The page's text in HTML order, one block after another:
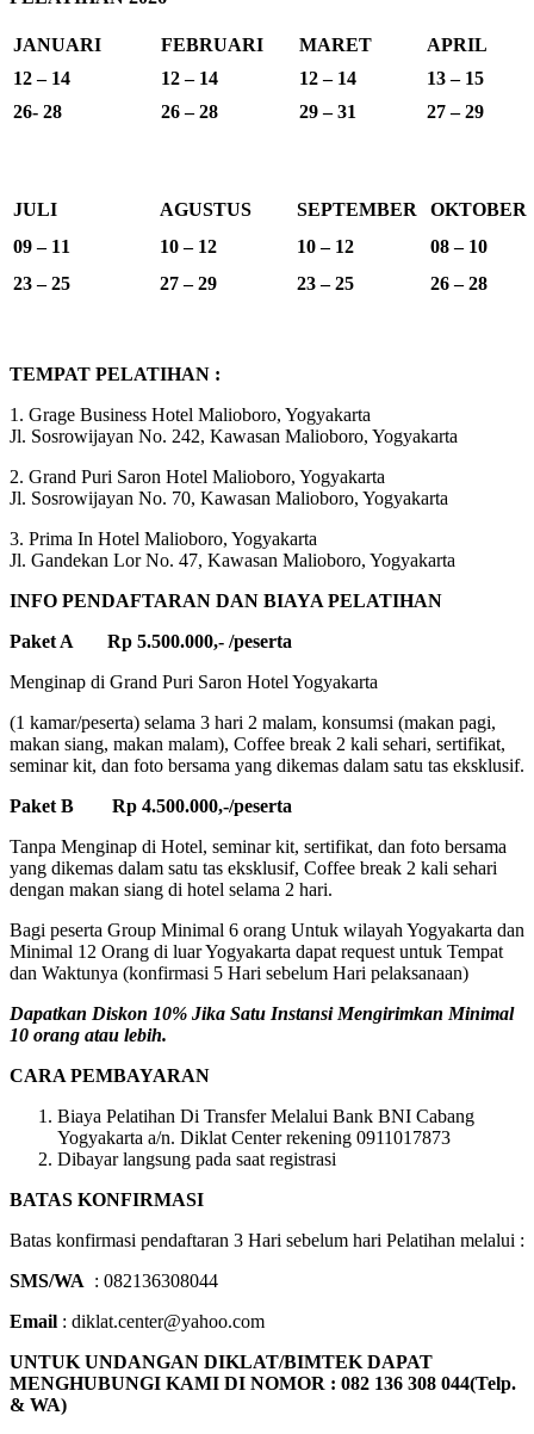
JANUARI FEBRUARI MARET
APRIL
12 – 14
12 – 14 12 – 14
13 – 15
26- 28
26 – 28 29 – 31 27 – 29
JULI AGUSTUS SEPTEMBER
OKTOBER
09 – 11
10 – 12 10 – 12
08 – 10
23 – 25
27 – 29 23 – 25 26 – 28
TEMPAT PELATIHAN :
1. Grage Business Hotel Malioboro, Yogyakarta
Jl. Sosrowijayan No. 242, Kawasan Malioboro, Yogyakarta
2. Grand Puri Saron Hotel Malioboro, Yogyakarta
Jl. Sosrowijayan No. 70, Kawasan Malioboro, Yogyakarta
3. Prima In Hotel Malioboro, Yogyakarta
Jl. Gandekan Lor No. 47, Kawasan Malioboro, Yogyakarta
INFO PENDAFTARAN DAN BIAYA PELATIHAN
Paket A Rp 5.500.000,- /peserta
Menginap di Grand Puri Saron Hotel Yogyakarta
(1 kamar/peserta) selama 3 hari 2 malam, konsumsi (makan pagi,
makan siang, makan malam), Coffee break 2 kali sehari, sertifikat,
seminar kit, dan foto bersama yang dikemas dalam satu tas eksklusif.
Paket B Rp 4.500.000,-/peserta
Tanpa Menginap di Hotel, seminar kit, sertifikat, dan foto bersama
yang dikemas dalam satu tas eksklusif, Coffee break 2 kali sehari
dengan makan siang di hotel selama 2 hari.
Bagi peserta Group Minimal 6 orang Untuk wilayah Yogyakarta dan
Minimal 12 Orang di luar Yogyakarta dapat request untuk Tempat
dan Waktunya (konfirmasi 5 Hari sebelum Hari pelaksanaan)
Dapatkan Diskon 10% Jika Satu Instansi Mengirimkan Minimal
10 orang atau lebih.
CARA PEMBAYARAN
Biaya Pelatihan Di Transfer Melalui Bank BNI Cabang
Yogyakarta a/n. Diklat Center rekening 0911017873
Dibayar langsung pada saat registrasi
BATAS KONFIRMASI
Batas konfirmasi pendaftaran 3 Hari sebelum hari Pelatihan melalui :
SMS/WA : 082136308044
Email : diklat.center@yahoo.com
UNTUK UNDANGAN DIKLAT/BIMTEK DAPAT
MENGHUBUNGI KAMI DI NOMOR : 082 136 308 044(Telp.
& WA)